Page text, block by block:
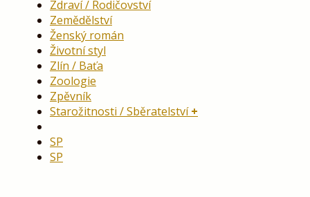
Zdraví / Rodičovství
Zemědělství
Ženský román
Životní styl
Zlín / Baťa
Zoologie
Zpěvník
Starožitnosti / Sběratelství
SP
SP